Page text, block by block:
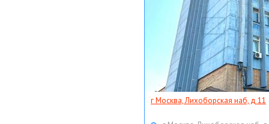
г Москва, Лихоборская наб, д 11